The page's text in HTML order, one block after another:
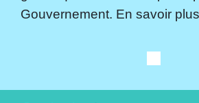
Gouvernement. En savoir